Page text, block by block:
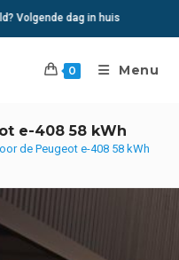
Volgende dag in huis
0 Menu
e-408 58 kWh
de Peugeot e-408 58 kWh